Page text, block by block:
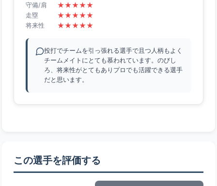
守備/肩 ★★★★★
走塁 ★★★★★
将来性 ★★★★★
投打でチームを引っ張れる選手で且つ人柄もよく
チームメイトにとても慕われています。のびし
ろ、将来性がとてもありプロでも活躍できる選手
だと思います。
この選手を評価する